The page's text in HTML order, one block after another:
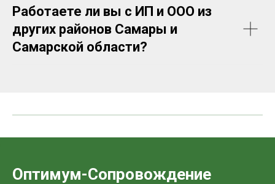
Работаете ли вы с ИП и ООО из
других районов Самары и
Самарской области?
Оптимум-Сопровождение